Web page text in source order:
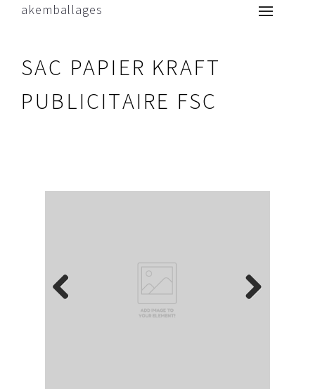
akemballages
SAC PAPIER KRAFT
PUBLICITAIRE FSC